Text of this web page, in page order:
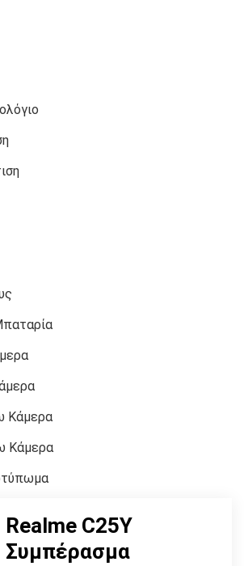
Κάμερα
Κάμερα
Realme C25Y
Συμπέρασμα